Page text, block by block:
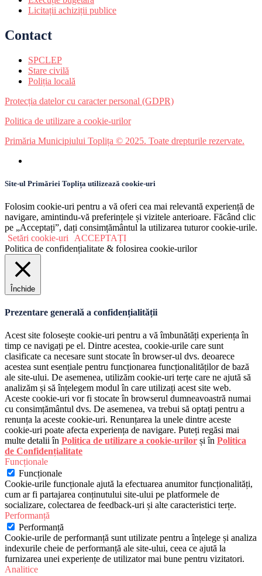
Licitații achiziții publice
Contact
SPCLEP
Stare civilă
Poliția locală
Protecția datelor cu caracter personal (GDPR)
Politica de utilizare a cookie-urilor
Primăria Municipiului Toplița © 2025. Toate drepturile rezervate.
Site-ul Primăriei Toplița utilizează cookie-uri
Folosim cookie-uri pentru a vă oferi cea mai relevantă experiență de
navigare, amintindu-vă preferințele și vizitele anterioare. Făcând clic
pe „Acceptați”, dați consimțământul la utilizarea tuturor cookie-urile.
Setări cookie-uri
ACCEPTAȚI
Politica de confidențialitate & folosirea cookie-urilor
Închide
Prezentare generală a confidențialității
Acest site folosește cookie-uri pentru a vă îmbunătăți experiența în
timp ce navigați pe el. Dintre acestea, cookie-urile care sunt
clasificate ca necesare sunt stocate în browser-ul dvs. deoarece
acestea sunt esențiale pentru funcționarea funcționalităților de bază
ale site-ului. De asemenea, utilizăm cookie-uri terțe care ne ajută să
analizăm și să înțelegem modul în care utilizați acest site web.
Aceste cookie-uri vor fi stocate în browserul dumneavoastră numai
cu consimțământul dvs. De asemenea, va trebui să optați pentru a
renunța la aceste cookie-uri. Renunțarea la unele dintre aceste
cookie-uri poate afecta experiența de navigare. Puteți regăsi mai
multe detalii în Politica de utilizare a cookie-urilor și în Politica
de Confidențialitate
Funcționale
Funcționale
Cookie-urile funcționale ajută la efectuarea anumitor funcționalități,
cum ar fi partajarea conținutului site-ului pe platformele de
socializare, colectarea de feedback-uri și alte caracteristici terțe.
Performanță
Performanță
Cookie-urile de performanță sunt utilizate pentru a înțelege și analiza
indexurile cheie de performanță ale site-ului, ceea ce ajută la
furnizarea unei experiențe de utilizator mai bune pentru vizitatori.
Analitice